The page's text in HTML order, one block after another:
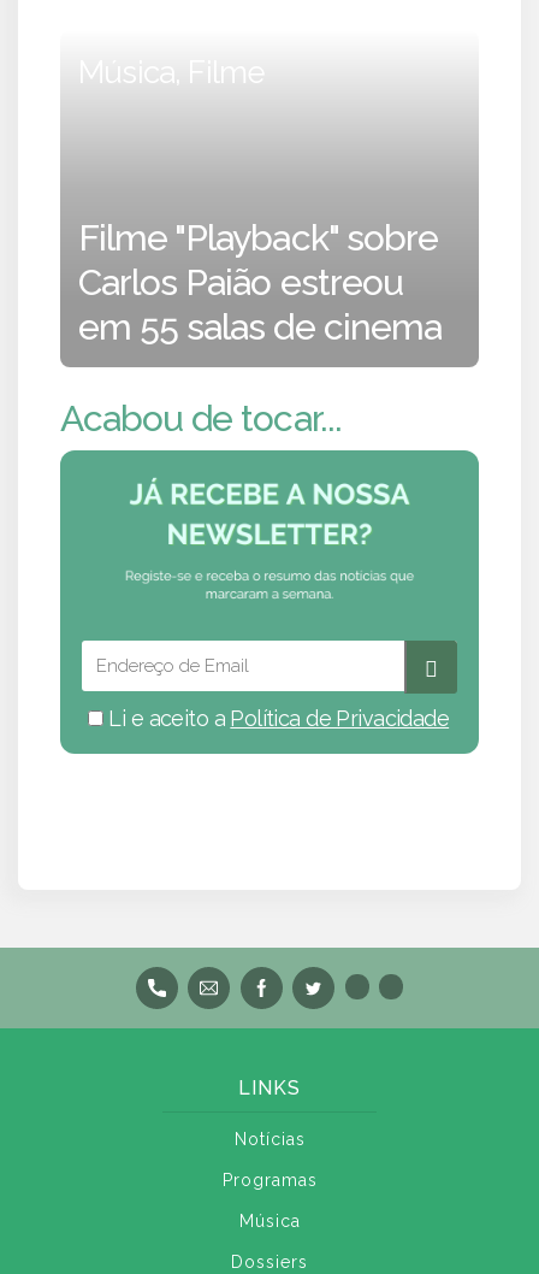
Música, Filme
Filme "Playback" sobre
Carlos Paião estreou
em 55 salas de cinema
Acabou de tocar...
Li e aceito a Política de Privacidade
LINKS
Notícias
Programas
Música
Dossiers